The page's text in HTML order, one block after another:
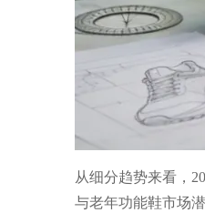
从细分趋势来看，
与老年功能鞋市场